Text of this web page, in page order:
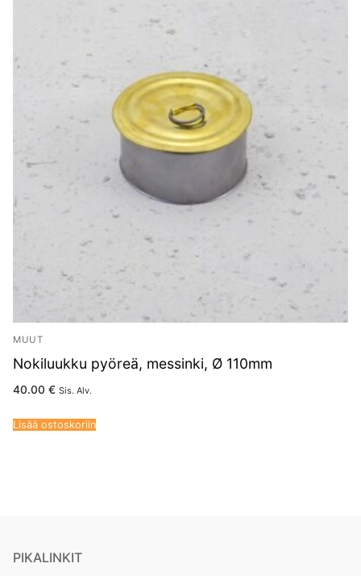
MUUT
Nokiluukku pyöreä, messinki, Ø 110mm
40.00 € Sis. Alv.
Lisää ostoskoriin
PIKALINKIT